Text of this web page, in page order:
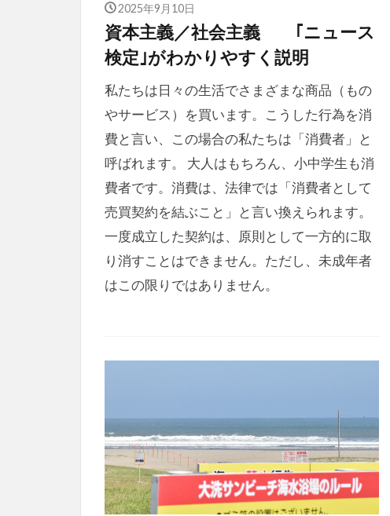
2025年9月10日
資本主義／社会主義 ｢ニュース
検定｣がわかりやすく説明
私たちは日々の生活でさまざまな商品（もの
やサービス）を買います。こうした行為を消
費と言い、この場合の私たちは「消費者」と
呼ばれます。 大人はもちろん、小中学生も消
費者です。消費は、法律では「消費者として
売買契約を結ぶこと」と言い換えられます。
一度成立した契約は、原則として一方的に取
り消すことはできません。ただし、未成年者
はこの限りではありません。